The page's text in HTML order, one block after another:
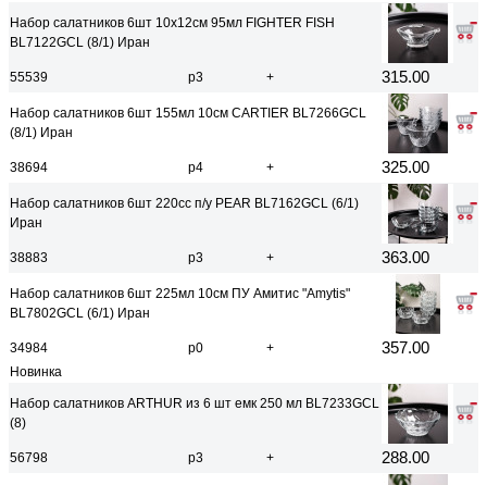
Набор салатников 6шт 10х12см 95мл FIGHTER FISH
BL7122GCL (8/1) Иран
55539 р3 + 315.00
Набор салатников 6шт 155мл 10см CARTIER BL7266GCL
(8/1) Иран
38694 р4 + 325.00
Набор салатников 6шт 220сс п/у PEAR BL7162GCL (6/1)
Иран
38883 р3 + 363.00
Набор салатников 6шт 225мл 10см ПУ Амитис "Amytis"
BL7802GCL (6/1) Иран
34984 р0 + 357.00
Новинка
Набор салатников ARTHUR из 6 шт емк 250 мл BL7233GCL
(8)
56798 р3 + 288.00